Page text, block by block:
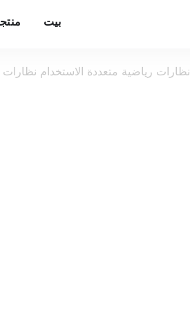
بيت
نظارات رياضية متعددة الاستخدام